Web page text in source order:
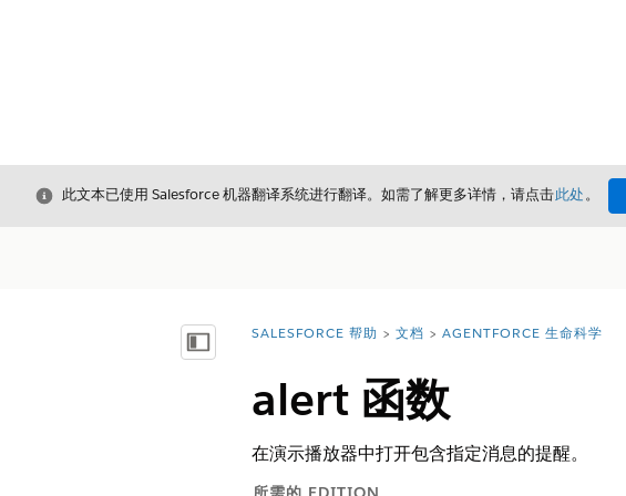
关闭
此文本已使用 Salesforce 机器翻译系统进行翻译。如需了解更多详情，请点击此处。
显示目录 您在此处：
SALESFORCE 帮助 文档 AGENTFORCE 生命科学
alert 函数
在演示播放器中打开包含指定消息的提醒。